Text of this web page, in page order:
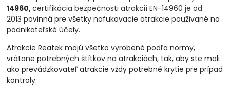
14960,certifikácia bezpečnosti atrakcií EN-14960 je od
2013povinnápre všetky nafukovacie atrakcie používané na
podnikateľské účely.
Atrakcie Reatek majú všetko vyrobené podľa normy,
vrátane potrebných štítkov na atrakciách, tak, aby ste mali
ako prevádzkovateľ atrakcie vždy potrebné krytie pre prípad
kontroly.